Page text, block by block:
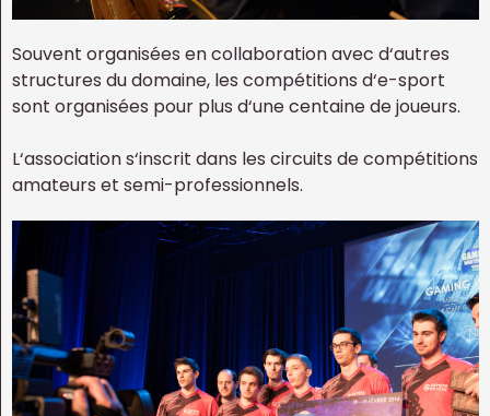
Souvent organisées en collaboration avec d‘autres
structures du domaine, les compétitions d‘e-sport
sont organisées pour plus d‘une centaine de joueurs.
L‘association s‘inscrit dans les circuits de compétitions
amateurs et semi-professionnels.